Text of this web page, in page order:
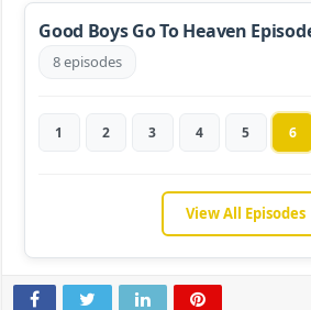
Good Boys Go To Heaven
8 episodes
1 2 3 4 5 6
View All Episodes